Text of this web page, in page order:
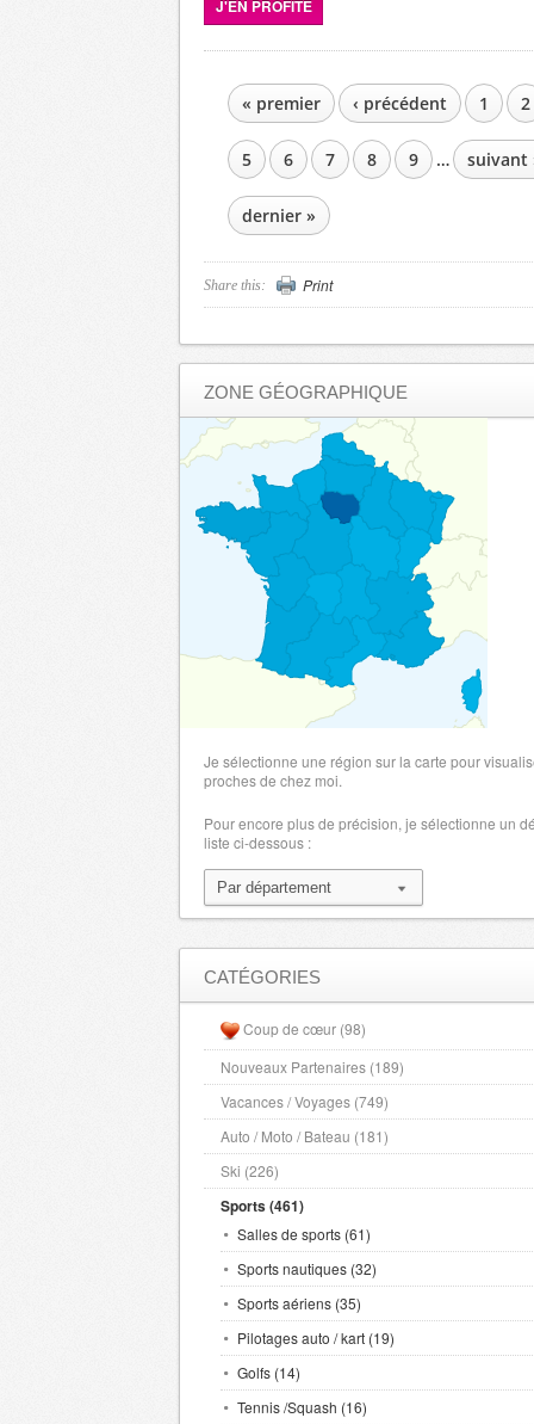
J'EN PROFITE
PAGES« premier ‹ précédent 1 2
5 6 7 8 9 … suivant
dernier »
Share this: Print
ZONE GÉOGRAPHIQUE
Je sélectionne une région sur la carte pour
proches de chez moi.
Pour encore plus de précision, je sélectionne un
liste ci-dessous :
CATÉGORIES
Coup de cœur (98)
Nouveaux Partenaires (189)
Vacances / Voyages (749)
Auto / Moto / Bateau (181)
Ski (226)
Sports (461)
Salles de sports (61)
Sports nautiques (32)
Sports aériens (35)
Pilotages auto / kart (19)
Golfs (14)
Tennis /Squash (16)